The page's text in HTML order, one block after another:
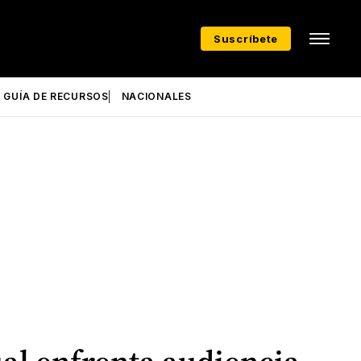
Suscríbete
GUÍA DE RECURSOS NACIONALES